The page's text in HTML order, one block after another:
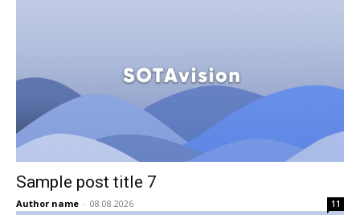
Sample post title 7
Author name - 08.08.2026 11